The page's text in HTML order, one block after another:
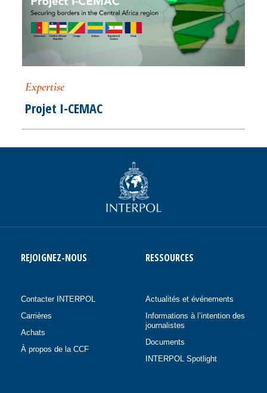
Expertise
Projet I-CEMAC
REJOIGNEZ-NOUS
Contacter INTERPOL
Carrières
Achats
À propos de la CCF
RESSOURCES
Actualités et événements
Informations à l’intention des
journalistes
Documents
INTERPOL Spotlight